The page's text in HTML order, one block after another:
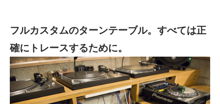
フルカスタムのターンテーブル。すべては正
確にトレースするために。